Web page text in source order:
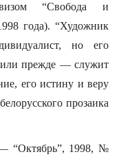
“Свобода и
года). “Художник
но его
прежде — служит
его истину и веру
прозаика
“Октябрь”, 1998, №